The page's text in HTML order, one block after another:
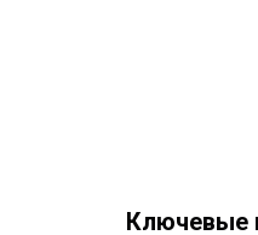
Ключевые